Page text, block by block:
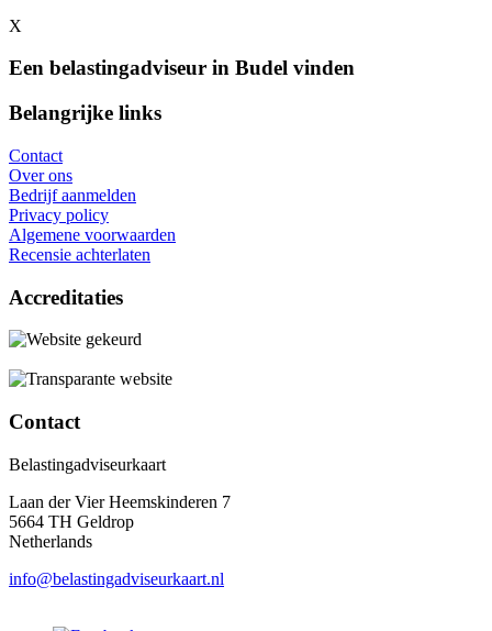
X
Een belastingadviseur in Budel vinden
Belangrijke links
Contact
Over ons
Bedrijf aanmelden
Privacy policy
Algemene voorwaarden
Recensie achterlaten
Accreditaties
Contact
Belastingadviseurkaart
Laan der Vier Heemskinderen 7
5664 TH Geldrop
Netherlands
info@belastingadviseurkaart.nl